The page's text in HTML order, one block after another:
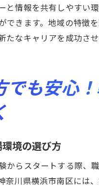
効率的
ストレ
業界知
地域に
地域社
新技術
と情報を共有しやすい
できます。地域の特徴
たなキャリアを成功さ
でも安心
境の選び方
からスタートする際、
奈川県横浜市南区には